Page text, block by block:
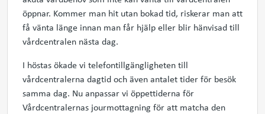
öppnar. Kommer man hit utan bokad tid, riskerar man att
få vänta länge innan man får hjälp eller blir hänvisad till
vårdcentralen nästa dag.
I höstas ökade vi telefontillgängligheten till
vårdcentralerna dagtid och även antalet tider för besök
samma dag. Nu anpassar vi öppettiderna för
Vårdcentralernas jourmottagning för att matcha den